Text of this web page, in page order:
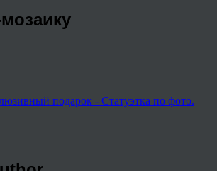
подарок - Статуэтка по фото.